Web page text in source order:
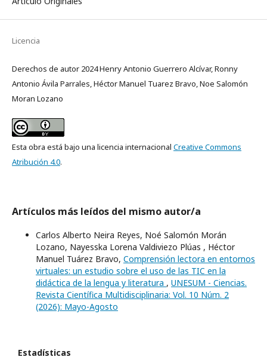
Licencia
Derechos de autor 2024 Henry Antonio Guerrero Alcívar, Ronny
Antonio Ávila Parrales, Héctor Manuel Tuarez Bravo, Noe Salomón
Moran Lozano
Esta obra está bajo una licencia internacional Creative Commons
Atribución 4.0.
Artículos más leídos del mismo autor/a
Carlos Alberto Neira Reyes, Noé Salomón Morán
Lozano, Nayesska Lorena Valdiviezo Plúas , Héctor
Manuel Tuárez Bravo, Comprensión lectora en entornos
virtuales: un estudio sobre el uso de las TIC en la
didáctica de la lengua y literatura , UNESUM - Ciencias.
Revista Científica Multidisciplinaria: Vol. 10 Núm. 2
(2026): Mayo-Agosto
Estadísticas